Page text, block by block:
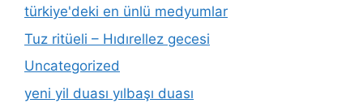
türkiye'deki en ünlü medyumlar
Tuz ritüeli – Hıdırellez gecesi
Uncategorized
yeni yil duası yılbaşı duası